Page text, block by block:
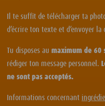
Il te suffit de télécharger ta
d’écrire ton texte et d’envoyer la
Tu disposes au maximum de 60
rédiger ton message personnel.
ne sont pas acceptés.
Informations concernant